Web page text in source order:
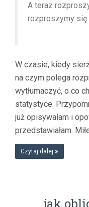
A teraz
rozproszymy się
W czasie, kiedy
na czym polega
wytłumaczyć, o co
statystyce.
już opisywałam i
przedstawiałam.
Czytaj dalej
jak